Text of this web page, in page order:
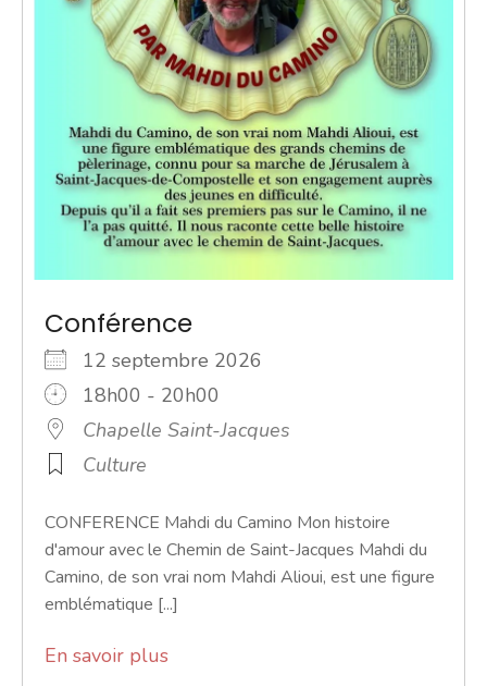
Conférence
12 septembre 2026
18h00 - 20h00
Chapelle Saint-Jacques
Culture
CONFERENCE Mahdi du Camino Mon histoire
d'amour avec le Chemin de Saint-Jacques Mahdi du
Camino, de son vrai nom Mahdi Alioui, est une figure
emblématique [...]
En savoir plus